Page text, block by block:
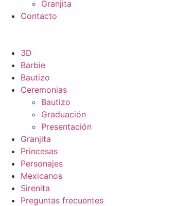
Granjita
Contacto
3D
Barbie
Bautizo
Ceremonias
Bautizo
Graduación
Presentación
Granjita
Princesas
Personajes
Mexicanos
Sirenita
Preguntas frecuentes